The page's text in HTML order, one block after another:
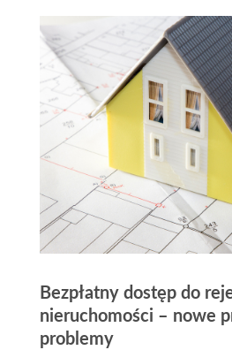
Ukrainie oraz incydentów na
Z drugiej jednak, staje się on
bezprecedensowych,
inwestycji publicznych i
potencjał, by fundamentalnie
gospodarcze oblicze. Ta
skomplikowany krajobraz
spowity mgłą medialnego
ocen.
Bezpłatny dostęp do
nieruchomości – nowe
problemy